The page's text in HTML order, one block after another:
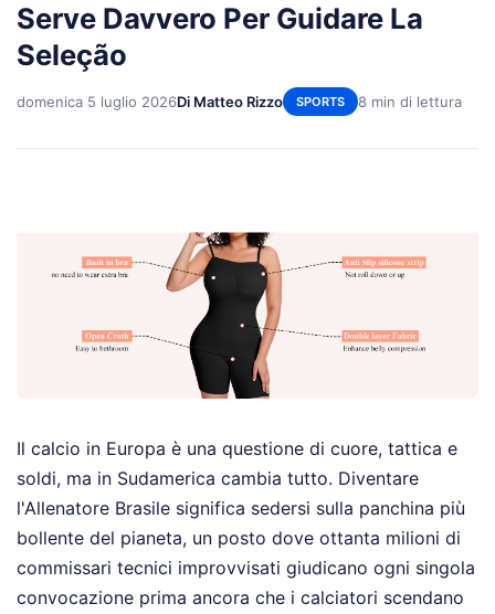
Serve Davvero Per Guidare La
Seleção
domenica 5 luglio 2026Di Matteo Rizzo SPORTS 8 min di lettura
Il calcio in Europa è una questione di cuore, tattica e
soldi, ma in Sudamerica cambia tutto. Diventare
l'Allenatore Brasile significa sedersi sulla panchina più
bollente del pianeta, un posto dove ottanta milioni di
commissari tecnici improvvisati giudicano ogni singola
convocazione prima ancora che i calciatori scendano